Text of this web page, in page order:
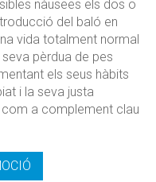
nàusees els dos o
del baló en
vida totalment normal
pèrdua de pes
els seus hàbits
i la seva justa
a complement clau